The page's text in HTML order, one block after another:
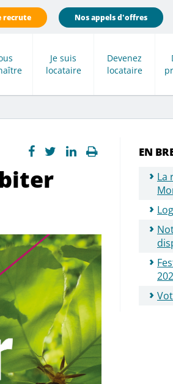
recrute Nos appels d'offres
Je suis
locataire
Devenez
locataire
EN
La